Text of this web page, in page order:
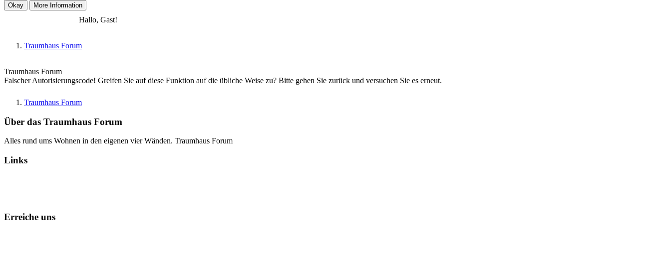
Hallo, Gast!
Traumhaus Forum
Traumhaus Forum
Falscher Autorisierungscode! Greifen Sie auf diese Funktion auf die übliche Weise zu? Bitte gehen Sie zurück und versuchen Sie es erneut.
Traumhaus Forum
Über das Traumhaus Forum
Alles rund ums Wohnen in den eigenen vier Wänden. Traumhaus Forum
Links
Erreiche uns